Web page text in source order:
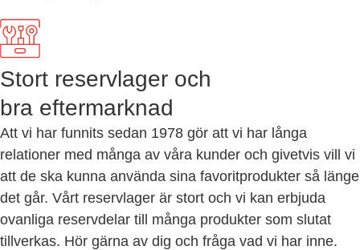
Stort reservlager och
bra eftermarknad
Att vi har funnits sedan 1978 gör att vi har långa
relationer med många av våra kunder och givetvis vill vi
att de ska kunna använda sina favoritprodukter så länge
det går. Vårt reservlager är stort och vi kan erbjuda
ovanliga reservdelar till många produkter som slutat
tillverkas. Hör gärna av dig och fråga vad vi har inne.